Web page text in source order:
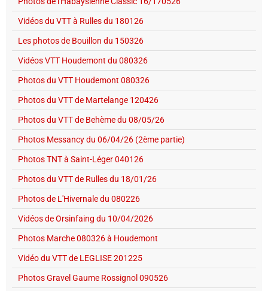
Vidéos du VTT à Rulles du 180126
Les photos de Bouillon du 150326
Vidéos VTT Houdemont du 080326
Photos du VTT Houdemont 080326
Photos du VTT de Martelange 120426
Photos du VTT de Behème du 08/05/26
Photos Messancy du 06/04/26 (2ème partie)
Photos TNT à Saint-Léger 040126
Photos du VTT de Rulles du 18/01/26
Photos de L'Hivernale du 080226
Vidéos de Orsinfaing du 10/04/2026
Photos Marche 080326 à Houdemont
Vidéo du VTT de LEGLISE 201225
Photos Gravel Gaume Rossignol 090526